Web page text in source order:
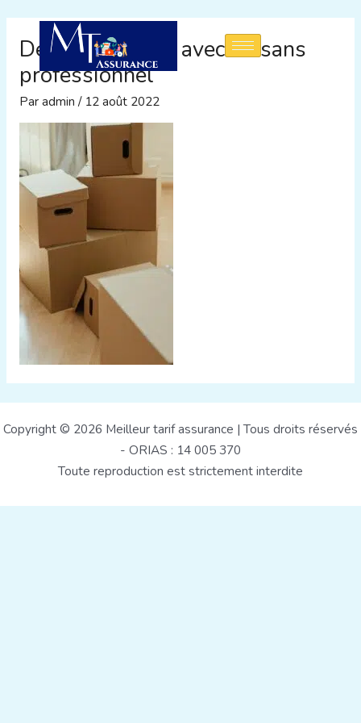
contenuDéménagement avec ou sans
professionnel
Paradmin / 12 août 2022
Copyright © 2026 Meilleur tarif assurance | Tous droits réservés
- ORIAS : 14 005 370
Toute reproduction est strictement interdite